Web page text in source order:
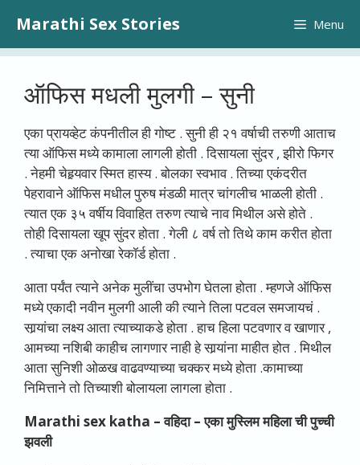
content
Marathi Sex Stories Menu
ऑफिस मधली मुलगी – सुनी
एका प्रायव्हेट कंपनीतील ही गोष्ट . सुनी ही २१ वर्षाची तरुणी आताच
त्या ऑफिस मध्ये कामाला लागली होती . दिसायला सुंदर , झीरो फिगर
. नेहमी चेहर्‍यवार स्मित हास्य . बोलका स्वभाव . तिच्या एकंदरीत
पेहरावाने ऑफिस मधील पुरुष मंडळी मात्र चांगलीच भाळली होती .
त्यात एक ३५ वर्षीय विवाहित तरुण त्याचे नाव मिथील असे होते .
तोही दिसायला खूप सुंदर होता . गेली ८ वर्ष तो तिथे काम करीत होता
. त्याचा एक अनोखा रेकॉर्ड होता .
आता पर्यंत त्याने अनेक मुलींचा उपभोग घेतला होता . म्हणजे ऑफिस
मध्ये एकादी नवीन मुलगी आली की त्याने तिला पटवल समजायचं .
सार्‍यांचा लक्ष्य आता त्याच्याकडे होता . हाच हिला पटवणार व खाणार ,
आमच्या नशिबी काहीच लागणार नाही हे सार्‍यांना माहीत होत . मिथील
आता सुनिशी ओळख वाढवण्याच्या चक्कर मध्ये होता .कामाच्या
निमित्ताने तो तिच्याशी बोलायला लागला होता .
Marathi sex katha –वहिदा – एका मुस्लिम महिला ची पुच्ची
झवली